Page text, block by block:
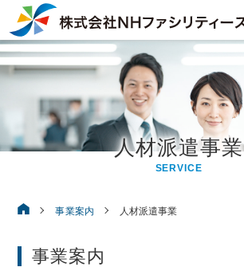
人材派遣事業
SERVICE
株式会社NHファシリティーズ
事業案内 人材派遣事業
事業案内